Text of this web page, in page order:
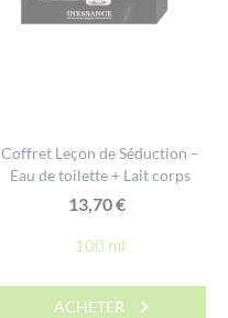
Coffret Leçon de Séduction –
Eau de toilette + Lait corps
13,70€
100 ml
ACHETER